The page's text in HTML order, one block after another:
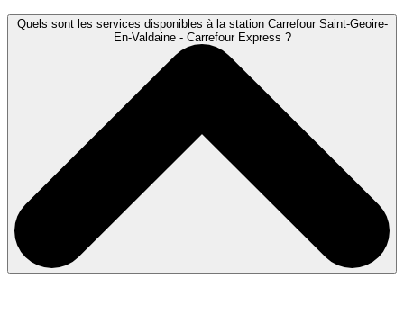
Quels sont les services disponibles à la station Carrefour Saint-Geoire-
En-Valdaine - Carrefour Express ?